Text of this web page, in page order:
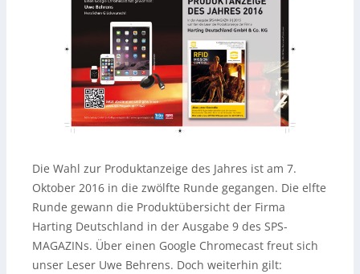
Die Wahl zur Produktanzeige des Jahres ist am 7.
Oktober 2016 in die zwölfte Runde gegangen. Die elfte
Runde gewann die Produktübersicht der Firma
Harting Deutschland in der Ausgabe 9 des SPS-
MAGAZINs. Über einen Google Chromecast freut sich
unser Leser Uwe Behrens. Doch weiterhin gilt: